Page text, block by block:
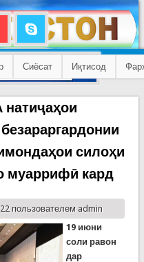
Сиёсат Иқтисод
силоҳи
муаррифӣ кард
пользователем admin
19 июни
соли равон
дар